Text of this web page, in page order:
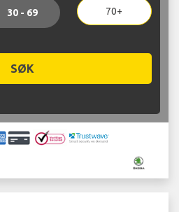
30 - 69 70+
SØK